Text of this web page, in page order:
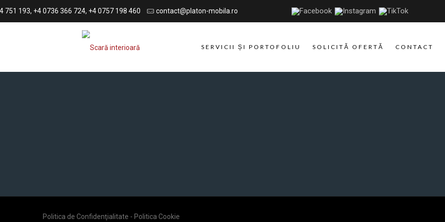
751 193, +4 0736 366 724, +4 0757 198 460 contact@platon-mobila.ro
SERVICII ȘI PORTOFOLIU SOLICITĂ OFERTĂ CONTACT
Politica de Confidenţialitate - Politica Cookie